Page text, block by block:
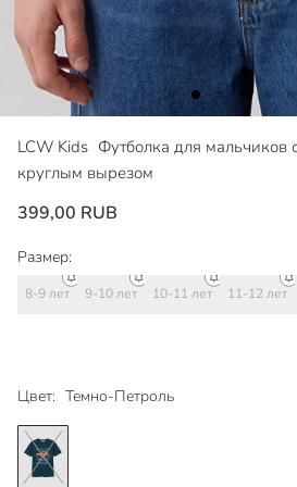
LCW Kids Футболка для мальчиков
круглым вырезом
399,00 RUB
Цвет: Темно-Петроль
Размер:
8-9 лет 9-10 лет 10-11 лет 11-12 лет